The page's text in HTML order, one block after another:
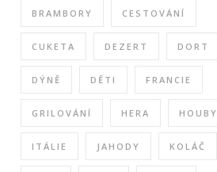
BRAMBORY CESTOVÁNÍ
CUKETA DEZERT DORT
DÝNĚ DĚTI FRANCIE
GRILOVÁNÍ HERA HOUBY
ITÁLIE JAHODY KOLÁČ